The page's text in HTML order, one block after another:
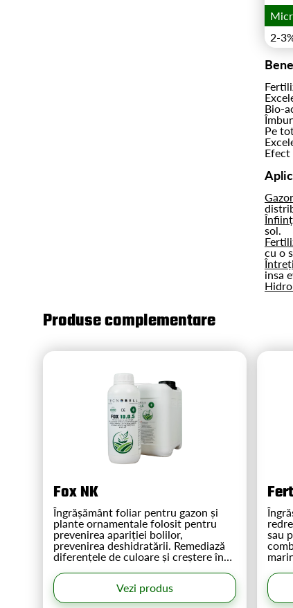
2-
Bio-
Pe
sol.
cu o
insa
Produse complementare
Fox NK
Îngrășământ foliar pentru gazon și
plante ornamentale folosit pentru
prevenirea apariției bolilor,
prevenirea deshidratării. Remediază
diferențele de culoare și creștere în
durată. Supliment în orice perioadă a
anului de calciu și magneziu
împreună cu azot și potasiu.
Vezi produs
sau